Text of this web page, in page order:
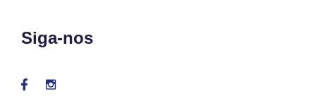
Siga-nos